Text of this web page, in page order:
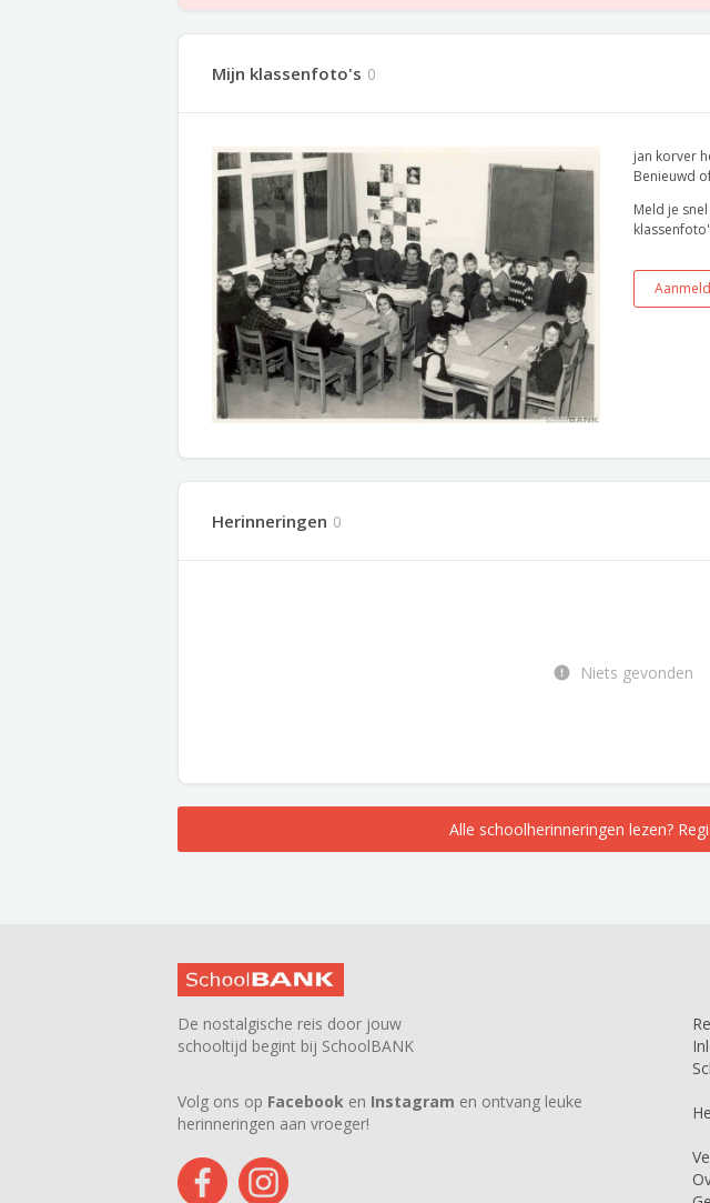
Mijn klassenfoto's 0
jan korver
Benieuwd
Meld je
Herinneringen 0
Niets gevonden
Alle schoolherinneringen lezen?
De nostalgische reis door jouw
schooltijd begint bij SchoolBANK
Volg ons op Facebook en Instagram en ontvang leuke
herinneringen aan vroeger!